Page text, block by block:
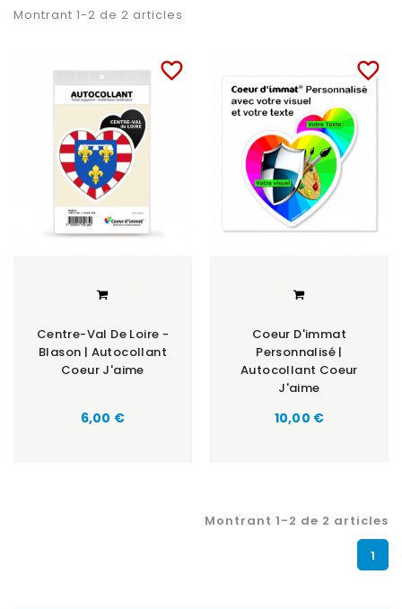
Montrant 1-2 de 2 articles
favorite_border
Centre-Val De Loire -
Blason | Autocollant
Coeur J'aime
6,00 €
favorite_border
Coeur D'immat
Personnalisé |
Autocollant Coeur
J'aime
10,00 €
Montrant 1-2 de 2 articles
1